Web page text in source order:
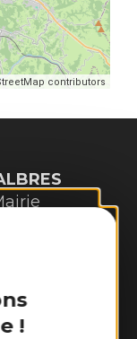
!
contributors
64